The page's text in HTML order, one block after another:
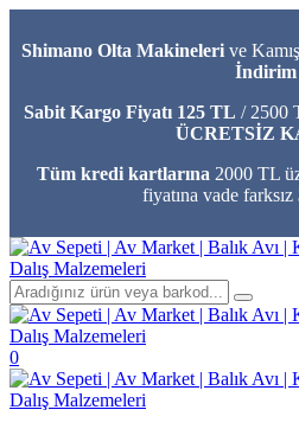
Shimano Olta Makineleri ve
İndirim
Sabit Kargo Fiyatı 125 TL / 2500
ÜCRETSİZ
Tüm kredi kartlarına 2000 TL
fiyatına vade farksız
0